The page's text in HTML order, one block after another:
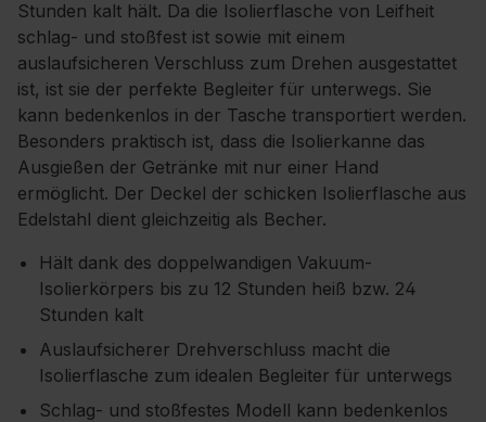
Stunden kalt hält. Da die Isolierflasche von Leifheit
schlag- und stoßfest ist sowie mit einem
auslaufsicheren Verschluss zum Drehen ausgestattet
ist, ist sie der perfekte Begleiter für unterwegs. Sie
kann bedenkenlos in der Tasche transportiert werden.
Besonders praktisch ist, dass die Isolierkanne das
Ausgießen der Getränke mit nur einer Hand
ermöglicht. Der Deckel der schicken Isolierflasche aus
Edelstahl dient gleichzeitig als Becher.
Hält dank des doppelwandigen Vakuum-
Isolierkörpers bis zu 12 Stunden heiß bzw. 24
Stunden kalt
Auslaufsicherer Drehverschluss macht die
Isolierflasche zum idealen Begleiter für unterwegs
Schlag- und stoßfestes Modell kann bedenkenlos